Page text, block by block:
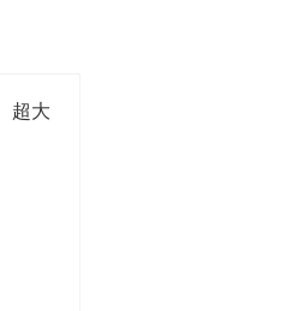
超大